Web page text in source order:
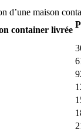
d’une maison
container livrée